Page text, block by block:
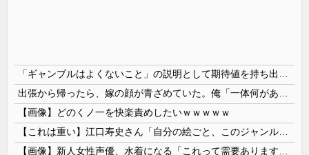
【画像】どのくノ一を快楽責めしたいｗｗｗｗｗ